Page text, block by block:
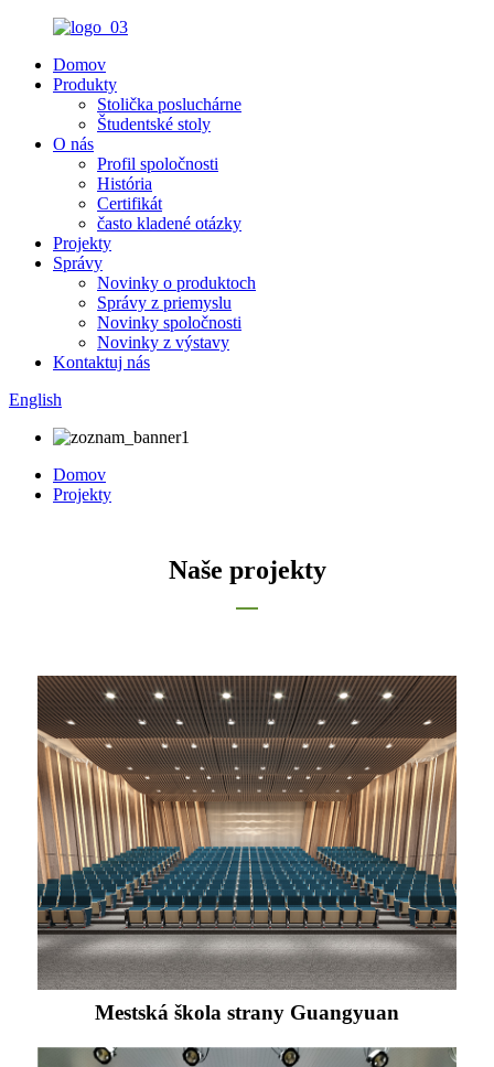
Domov
Produkty
Stolička posluchárne
Študentské stoly
O nás
Profil spoločnosti
História
Certifikát
často kladené otázky
Projekty
Správy
Novinky o produktoch
Správy z priemyslu
Novinky spoločnosti
Novinky z výstavy
Kontaktuj nás
English
Domov
Projekty
Naše projekty
Mestská škola strany Guangyuan